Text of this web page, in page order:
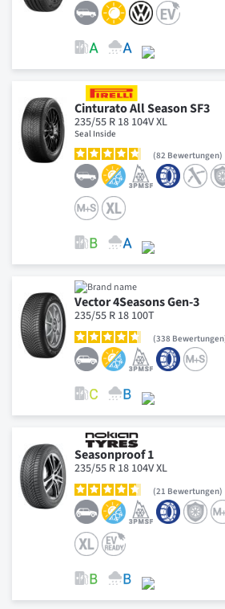
Cinturato All Season SF3
235/55 R 18 104V XL
Seal Inside
82 Bewertungen
Vector 4Seasons Gen-3
235/55 R 18 100T
338 Bewertungen
Seasonproof 1
235/55 R 18 104V XL
21 Bewertungen